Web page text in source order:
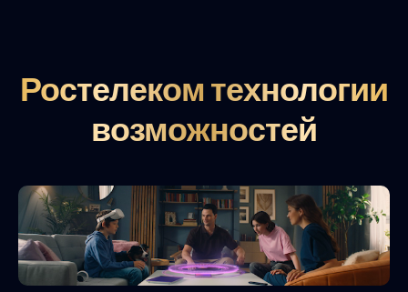
Ростелеком технологии
возможностей